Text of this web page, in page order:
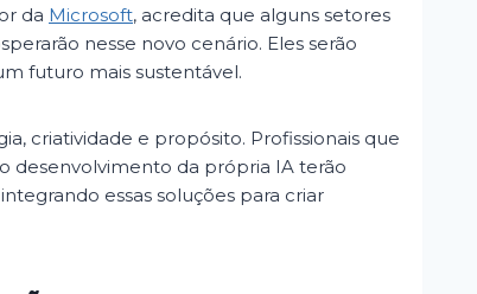
da Microsoft, acredita que alguns setores
nesse novo cenário. Eles serão
futuro mais sustentável.
criatividade e propósito. Profissionais que
desenvolvimento da própria IA terão
essas soluções para criar